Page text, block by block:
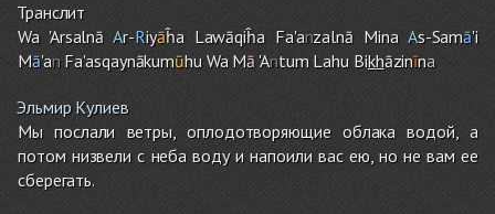
Транслит
Wa 'Arsalnā Ar-Riyāĥa Lawāqiĥa Fa'anzalnā MinaAs-Samā'i
Mā'anFa'asqaynākumūhuWa Mā 'AntumLahu Bikhāzinīna
Эльмир Кулиев
Мы послали ветры, оплодотворяющие облака водой, а
потом низвели с неба воду и напоили вас ею, но не вам ее
сберегать.